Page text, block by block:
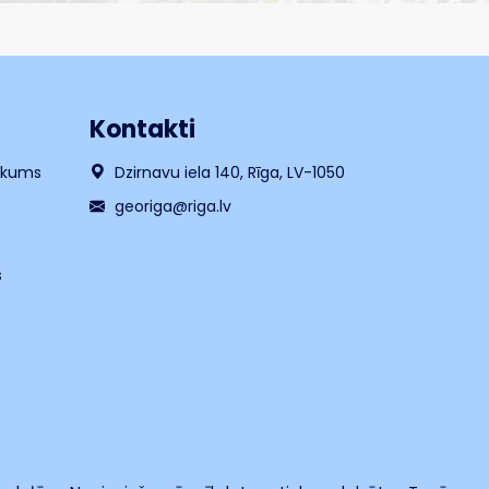
Kontakti
Dzirnavu iela 140, Rīga, LV-1050
georiga@riga.lv